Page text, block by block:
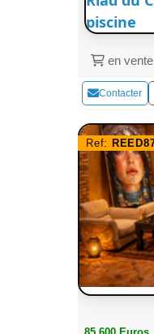
piscine
en vente
Contacter
Ref: